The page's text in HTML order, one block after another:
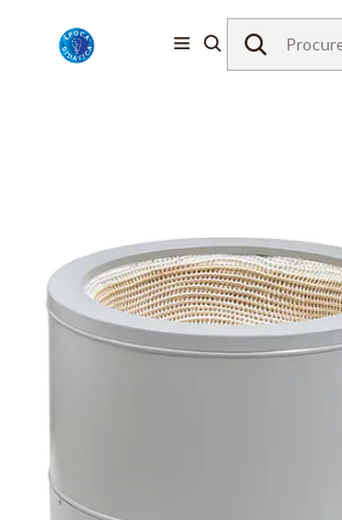
Equipamentos de Laboratório
Manta de aquecimento